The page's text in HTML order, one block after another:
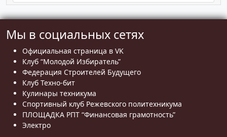
Мы в социальных сетях
Официальная страница в VK
Клуб “Молодой Избиратель”
Федерация Строителей Будущего
Клуб Техно-бит
Кулинары техникума
Спортивный клуб Режевского политехникума
ПЛОЩАДКА РПТ “Финансовая грамотность”
Электро